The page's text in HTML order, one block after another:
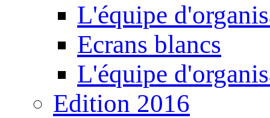
L'équipe
Ecrans blancs
L'équipe
Edition 2016